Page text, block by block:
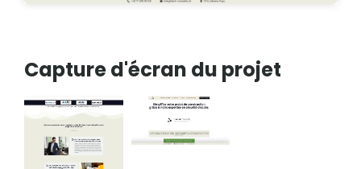
Capture d'écran du projet